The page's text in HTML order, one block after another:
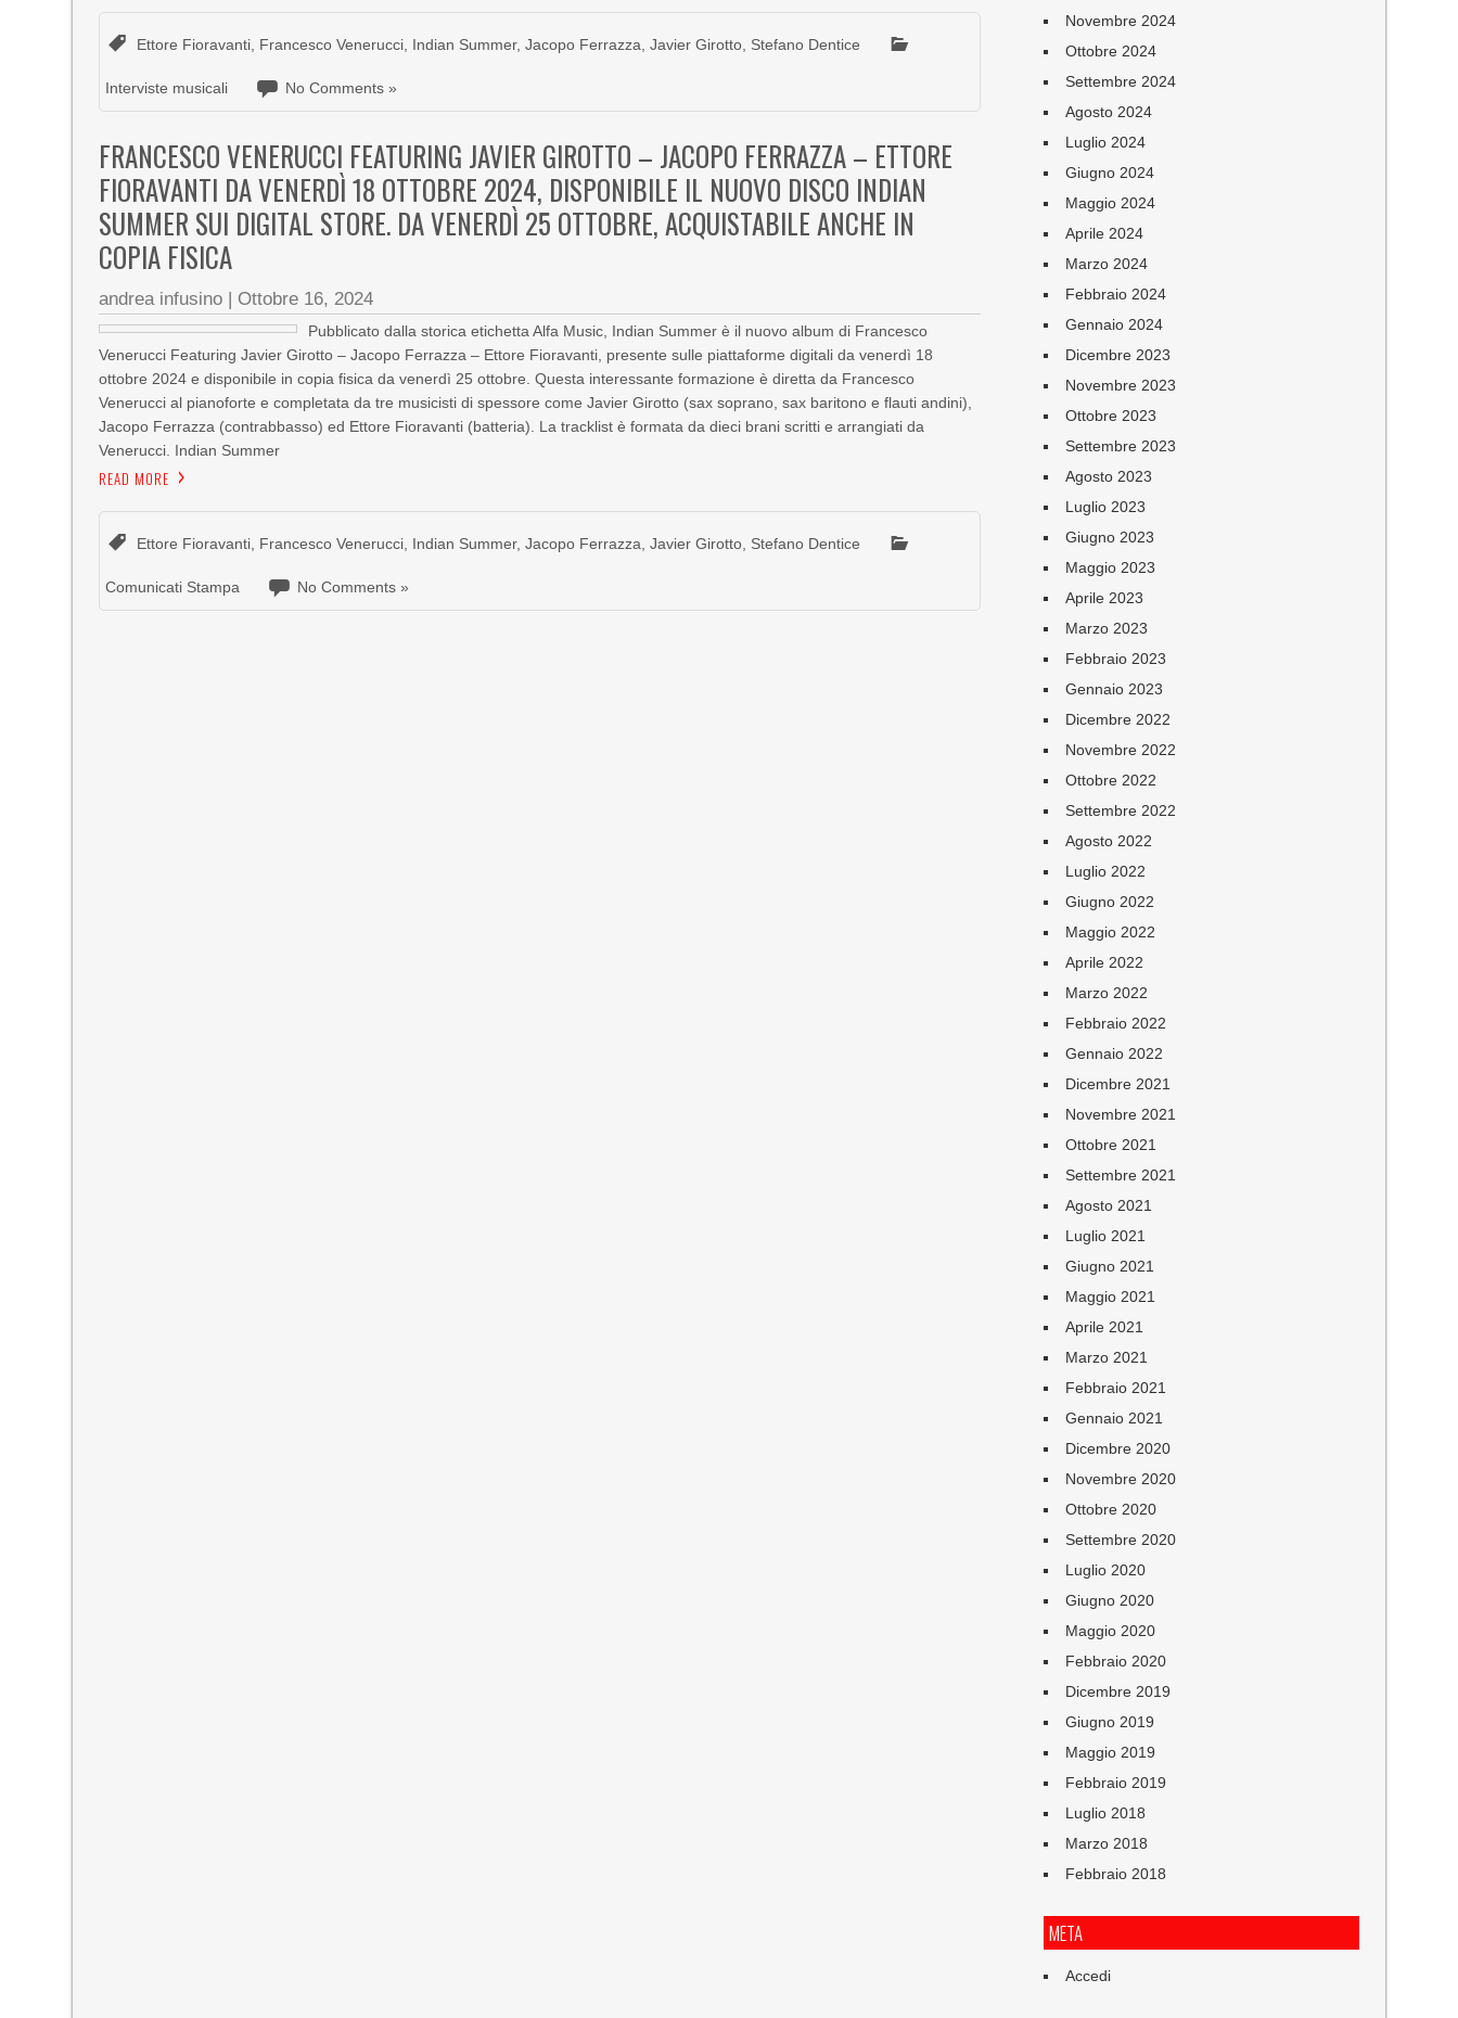
Ettore Fioravanti Francesco Venerucci Indian Summer,Jacopo Ferrazza ,Javier Girotto Stefano Dentice
Interviste musicali No Comments »
FRANCESCO VENERUCCI FEATURING JAVIER GIROTTO – JACOPO FERRAZZA – ETTORE
FIORAVANTI DA VENERDÌ 18 OTTOBRE 2024, DISPONIBILE IL NUOVO DISCO INDIAN
SUMMER SUI DIGITAL STORE. DA VENERDÌ 25 OTTOBRE, ACQUISTABILE ANCHE IN
COPIA FISICA
andrea infusino | Ottobre 16, 2024
Pubblicato dalla storica etichetta Alfa Music, Indian Summer è il nuovo album di Francesco
Venerucci Featuring Javier Girotto – Jacopo Ferrazza – Ettore Fioravanti, presente sulle piattaforme digitali da venerdì 18
ottobre 2024 e disponibile in copia fisica da venerdì 25 ottobre. Questa interessante formazione è diretta da Francesco
Venerucci al pianoforte e completata da tre musicisti di spessore come Javier Girotto (sax soprano, sax baritono e flauti andini),
Jacopo Ferrazza (contrabbasso) ed Ettore Fioravanti (batteria). La tracklist è formata da dieci brani scritti e arrangiati da
Venerucci. Indian Summer
READ MORE
Ettore Fioravanti Francesco Venerucci Indian Summer,Jacopo Ferrazza ,Javier Girotto Stefano Dentice
Comunicati Stampa No Comments »
Novembre 2024
Ottobre 2024
Settembre 2024
Agosto 2024
Luglio 2024
Giugno 2024
Maggio 2024
Aprile 2024
Marzo 2024
Febbraio 2024
Gennaio 2024
Dicembre 2023
Novembre 2023
Ottobre 2023
Settembre 2023
Agosto 2023
Luglio 2023
Giugno 2023
Maggio 2023
Aprile 2023
Marzo 2023
Febbraio 2023
Gennaio 2023
Dicembre 2022
Novembre 2022
Ottobre 2022
Settembre 2022
Agosto 2022
Luglio 2022
Giugno 2022
Maggio 2022
Aprile 2022
Marzo 2022
Febbraio 2022
Gennaio 2022
Dicembre 2021
Novembre 2021
Ottobre 2021
Settembre 2021
Agosto 2021
Luglio 2021
Giugno 2021
Maggio 2021
Aprile 2021
Marzo 2021
Febbraio 2021
Gennaio 2021
Dicembre 2020
Novembre 2020
Ottobre 2020
Settembre 2020
Luglio 2020
Giugno 2020
Maggio 2020
Febbraio 2020
Dicembre 2019
Giugno 2019
Maggio 2019
Febbraio 2019
Luglio 2018
Marzo 2018
Febbraio 2018
META
Accedi